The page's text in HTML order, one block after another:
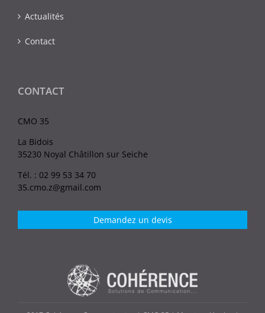
Actualités
Contact
CONTACT
CMO 35
La Bidois
35230 Noyal Châtillon sur Seiche
Tél. : 02 99 53 34 70
35.cmo.z@gmail.com
Demandez un devis